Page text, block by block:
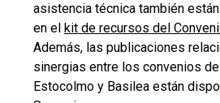
asistencia técnica también
en el kit de recursos del
Además, las publicaciones
sinergias entre los convenios
Estocolmo y Basilea están